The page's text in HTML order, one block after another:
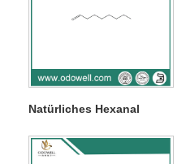
Natürliches Hexanal